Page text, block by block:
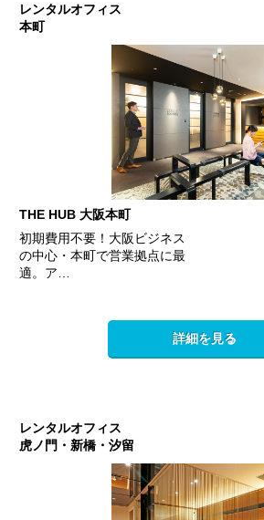
レンタルオフィス
本町
THE HUB 大阪本町
初期費用不要！大阪ビジネス
の中心・本町で営業拠点に最
適。ア…
詳細を見る
レンタルオフィス
虎ノ門・新橋・汐留